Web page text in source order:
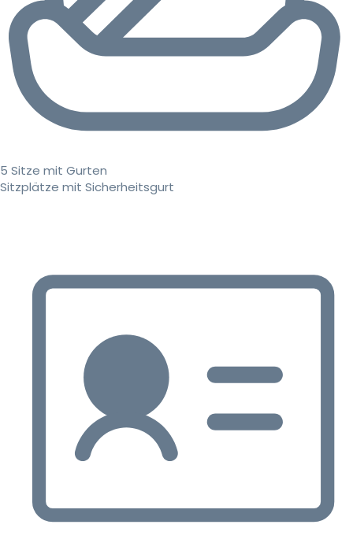
5 Sitze mit Gurten
Sitzplätze mit Sicherheitsgurt